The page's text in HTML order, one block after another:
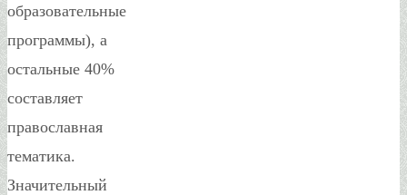
образовательные
программы), а
остальные 40%
составляет
православная
тематика.
Значительный